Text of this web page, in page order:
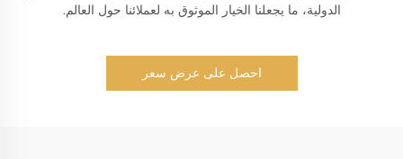
الدولية، ما يجعلنا الخيار الموثوق به لعملائنا حول العالم.
احصل على عرض سعر